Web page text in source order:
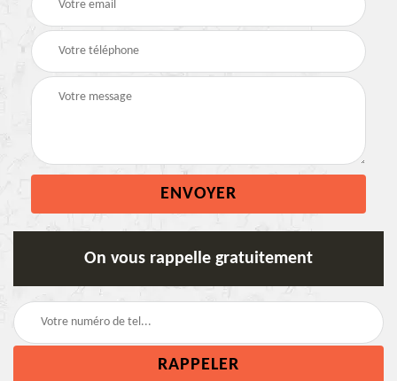
On vous rappelle gratuitement